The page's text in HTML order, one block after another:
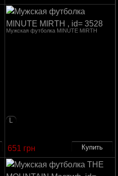
Мужская футболка MINUTE MIRTH
L
651 грн